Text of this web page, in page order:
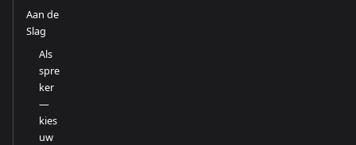
Aan de
Slag
Als
spre
ker
—
kies
uw